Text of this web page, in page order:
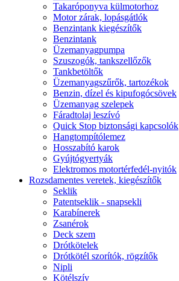
Takaróponyva külmotorhoz
Motor zárak, lopásgátlók
Benzintank kiegészítők
Benzintank
Üzemanyagpumpa
Szuszogók, tankszellőzők
Tankbetöltők
Üzemanyagszűrők, tartozékok
Benzin, dízel és kipufogócsövek
Üzemanyag szelepek
Fáradtolaj leszívó
Quick Stop biztonsági kapcsolók
Hangtompítólemez
Hosszabító karok
Gyújtógyertyák
Elektromos motortérfedél-nyitók
Rozsdamentes veretek, kiegészítők
Seklik
Patentseklik - snapsekli
Karabínerek
Zsanérok
Deck szem
Drótkötelek
Drótkötél szorítók, rögzítők
Nipli
Kötélszív